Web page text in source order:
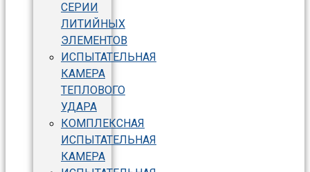
СЕРИИ
ЛИТИЙНЫХ
ЭЛЕМЕНТОВ
ИСПЫТАТЕЛЬНАЯ
КАМЕРА
ТЕПЛОВОГО
УДАРА
КОМПЛЕКСНАЯ
ИСПЫТАТЕЛЬНАЯ
КАМЕРА